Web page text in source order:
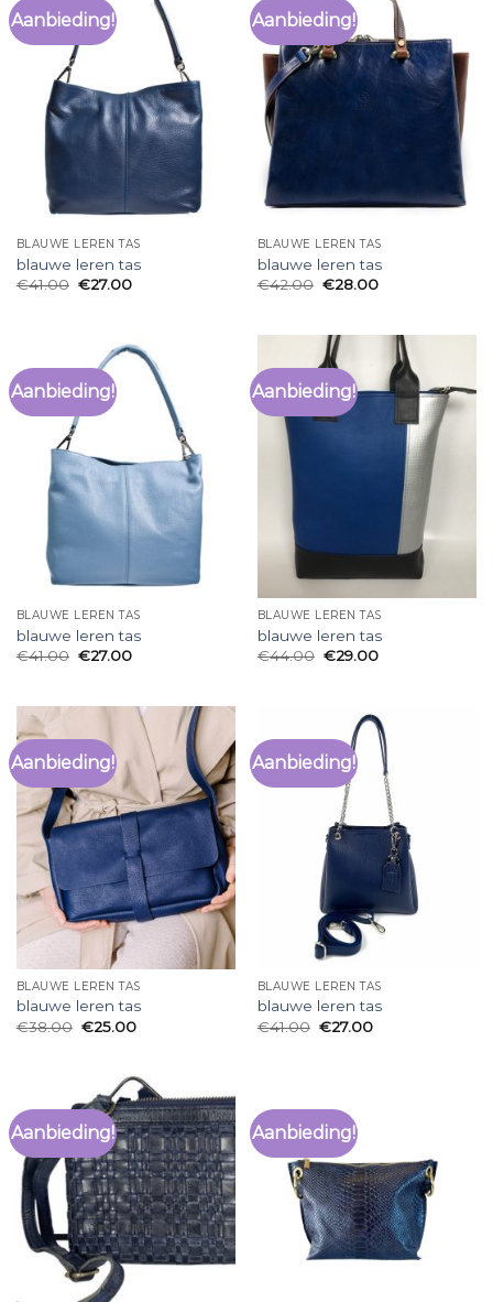
Aanbieding!
BLAUWE LEREN TAS
blauwe leren tas
€41.00 €27.00
Aanbieding!
BLAUWE LEREN TAS
blauwe leren tas
€42.00 €28.00
Aanbieding!
BLAUWE LEREN TAS
blauwe leren tas
€41.00 €27.00
Aanbieding!
BLAUWE LEREN TAS
blauwe leren tas
€44.00 €29.00
Aanbieding!
BLAUWE LEREN TAS
blauwe leren tas
€38.00 €25.00
Aanbieding!
BLAUWE LEREN TAS
blauwe leren tas
€41.00 €27.00
Aanbieding! Aanbieding!